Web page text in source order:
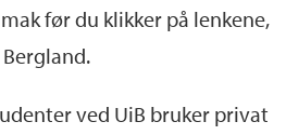
før du klikker på lenkene,
ved UiB bruker privat